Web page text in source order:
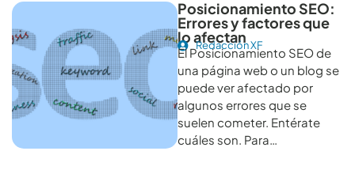
Posicionamiento SEO:
Errores y factores que
lo afectan
Redacción XF
El Posicionamiento SEO de
una página web o un blog se
puede ver afectado por
algunos errores que se
suelen cometer. Entérate
cuáles son. Para…